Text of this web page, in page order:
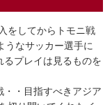
をしてからトモニ戦
うなサッカー選手に
プレイは見るものを
・目指すべきアジア